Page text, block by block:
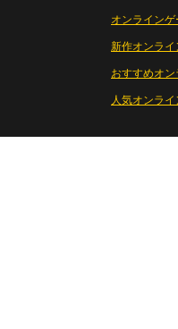
オンライン
新作オンライ
おすすめオ
人気オンラ